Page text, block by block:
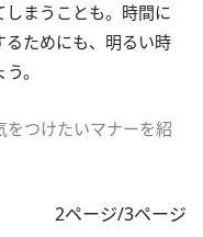
まうことも。時間に
ためにも、明るい時
。
つけたいマナーを紹
2ページ/3ページ